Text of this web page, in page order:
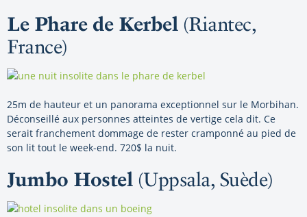
Le Phare de Kerbel(Riantec,
France)
25m de hauteur et un panorama exceptionnel sur le Morbihan.
Déconseillé aux personnes atteintes de vertige cela dit. Ce
serait franchement dommage de rester cramponné au pied de
son lit tout le week-end. 720$ la nuit.
Jumbo Hostel(Uppsala, Suède)